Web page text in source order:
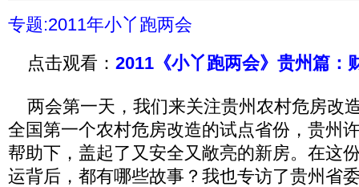
专题:2011年小丫跑两会
点击观看： 2011《小丫跑两会》贵州篇：
两会第一天，我们来关注贵州农村危房改
全国第一个农村危房改造的试点省份，贵州
帮助下，盖起了又安全又敞亮的新房。在这
运背后，都有哪些故事？我也专访了贵州省